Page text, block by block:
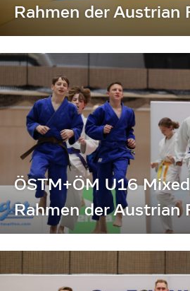
Rahmen der Austrian
ÖSTM+ÖM U16
Rahmen der Austrian